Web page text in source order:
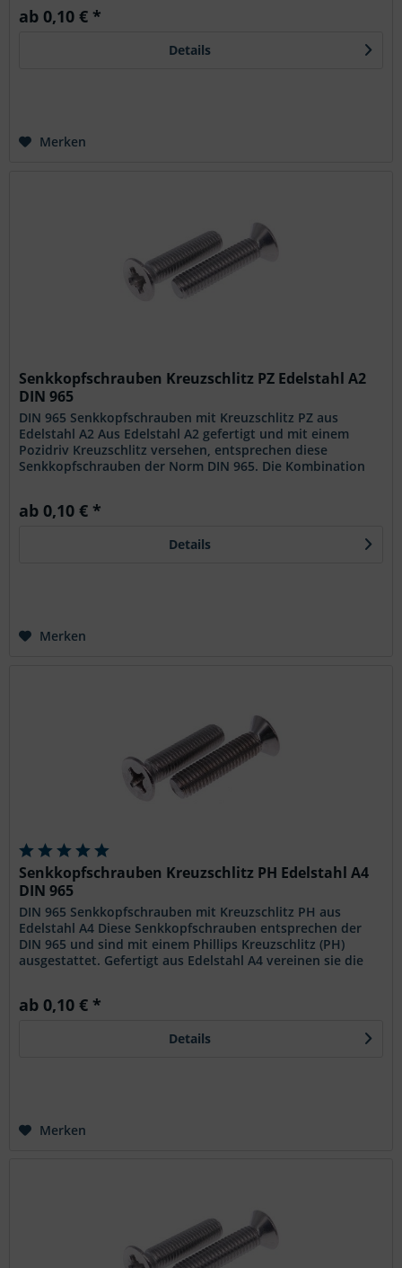
ab 0,10 € *
Details
Merken
Senkkopfschrauben Kreuzschlitz PZ Edelstahl A2
DIN 965
DIN 965 Senkkopfschrauben mit Kreuzschlitz PZ aus
Edelstahl A2 Aus Edelstahl A2 gefertigt und mit einem
Pozidriv Kreuzschlitz versehen, entsprechen diese
Senkkopfschrauben der Norm DIN 965. Die Kombination
ab 0,10 € *
Details
Merken
Senkkopfschrauben Kreuzschlitz PH Edelstahl A4
DIN 965
DIN 965 Senkkopfschrauben mit Kreuzschlitz PH aus
Edelstahl A4 Diese Senkkopfschrauben entsprechen der
DIN 965 und sind mit einem Phillips Kreuzschlitz (PH)
ausgestattet. Gefertigt aus Edelstahl A4 vereinen sie die
ab 0,10 € *
Details
Merken